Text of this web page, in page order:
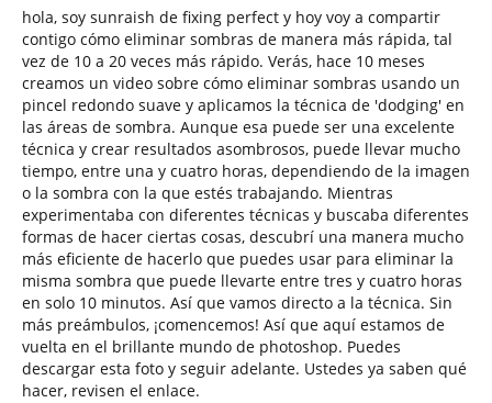
hola, soy sunraish de fixing perfect y hoy voy a compartir
contigo cómo eliminar sombras de manera más rápida, tal
vez de 10 a 20 veces más rápido. Verás, hace 10 meses
creamos un video sobre cómo eliminar sombras usando un
pincel redondo suave y aplicamos la técnica de 'dodging' en
las áreas de sombra. Aunque esa puede ser una excelente
técnica y crear resultados asombrosos, puede llevar mucho
tiempo, entre una y cuatro horas, dependiendo de la imagen
o la sombra con la que estés trabajando. Mientras
experimentaba con diferentes técnicas y buscaba diferentes
formas de hacer ciertas cosas, descubrí una manera mucho
más eficiente de hacerlo que puedes usar para eliminar la
misma sombra que puede llevarte entre tres y cuatro horas
en solo 10 minutos. Así que vamos directo a la técnica. Sin
más preámbulos, ¡comencemos! Así que aquí estamos de
vuelta en el brillante mundo de photoshop. Puedes
descargar esta foto y seguir adelante. Ustedes ya saben qué
hacer, revisen el enlace.